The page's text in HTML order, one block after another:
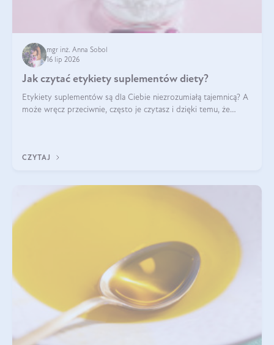
mgr inż. Anna Sobol
16 lip 2026
Jak czytać etykiety suplementów diety?
Etykiety suplementów są dla Ciebie niezrozumiałą tajemnicą? A
może wręcz przeciwnie, często je czytasz i dzięki temu, że
CZYTAJ